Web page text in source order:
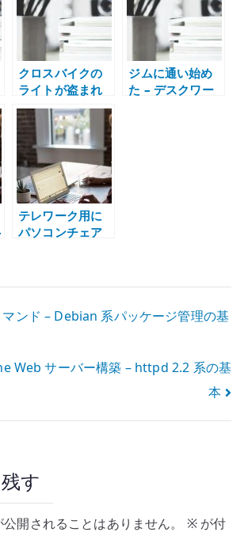
クロスバイクの
ライトが盗まれ
る – 取り外し式
ライトと盗難対
策
ジムに通い始め
た – デスクワー
テレワーク用に
パソコンチェア
ンド – Debian 系パッケージ管理の基
Web サーバー構築 – httpd 2.2 系の基
本
す
開されることはありません。 ※が付